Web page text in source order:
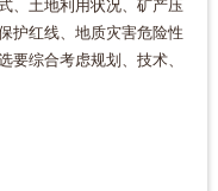
、土地利用状况、矿产压
护红线、地质灾害危险性
要综合考虑规划、技术、